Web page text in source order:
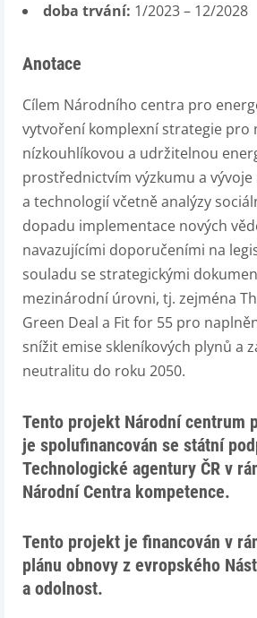
doba trvání: 1/2023 – 12/2028
Anotace
Cílem Národního centra pro
vytvoření komplexní strategie pro
nízkouhlíkovou a udržitelnou
prostřednictvím výzkumu a
a technologií včetně analýzy
dopadu implementace nových
navazujícími doporučeními na
souladu se strategickými
mezinárodní úrovni, tj. zejména
Green Deal a Fit for 55 pro
snížit emise skleníkových plynů a
neutralitu do roku 2050.
Tento projekt Národní centrum
je spolufinancován se státní
Technologické agentury ČR v
Národní Centra kompetence.
Tento projekt je financován v
plánu obnovy z evropského
a odolnost.